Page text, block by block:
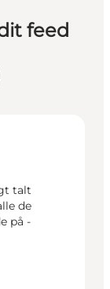
feed
talt
de
på -